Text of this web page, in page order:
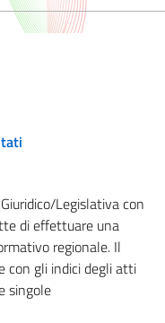
Legislativa con
di effettuare una
regionale. Il
con gli indici degli atti
singole